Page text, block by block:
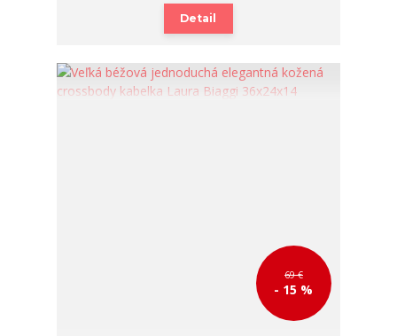
Detail
69 €
- 15 %